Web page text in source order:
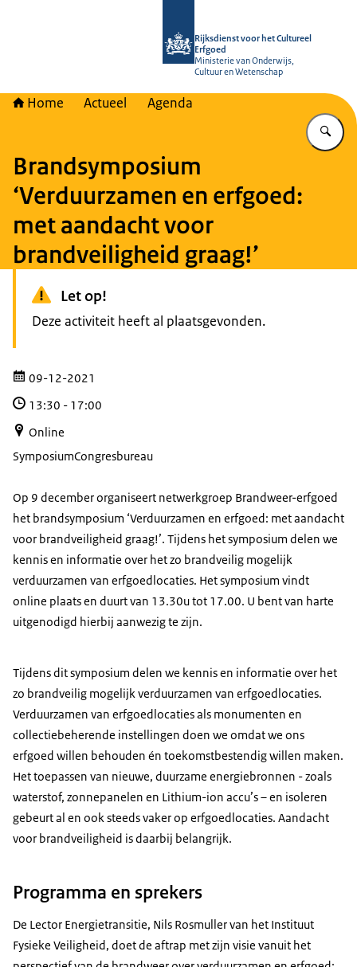
Rijksdienst voor het Cultureel
Erfgoed
Ministerie van Onderwijs,
Cultuur en Wetenschap
Home Actueel Agenda
Brandsymposium
‘Verduurzamen en erfgoed:
met aandacht voor
brandveiligheid graag!’
Let op!
Deze activiteit heeft al plaatsgevonden.
09-12-2021
13:30 - 17:00
Online
SymposiumCongresbureau
Op 9 december organiseert netwerkgroep Brandweer-erfgoed
het brandsymposium ‘Verduurzamen en erfgoed: met aandacht
voor brandveiligheid graag!’. Tijdens het symposium delen we
kennis en informatie over het zo brandveilig mogelijk
verduurzamen van erfgoedlocaties. Het symposium vindt
online plaats en duurt van 13.30u tot 17.00. U bent van harte
uitgenodigd hierbij aanwezig te zijn.
Tijdens dit symposium delen we kennis en informatie over het
zo brandveilig mogelijk verduurzamen van erfgoedlocaties.
Verduurzamen van erfgoedlocaties als monumenten en
collectiebeherende instellingen doen we omdat we ons
erfgoed willen behouden én toekomstbestendig willen maken.
Het toepassen van nieuwe, duurzame energiebronnen - zoals
waterstof, zonnepanelen en Lithium-ion accu’s – en isoleren
gebeurt al en ook steeds vaker op erfgoedlocaties. Aandacht
voor brandveiligheid is daarbij belangrijk.
Programma en sprekers
De Lector Energietransitie, Nils Rosmuller van het Instituut
Fysieke Veiligheid, doet de aftrap met zijn visie vanuit het